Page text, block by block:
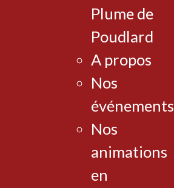
Plume de
Poudlard
A propos
Nos
événements
Nos
animations
en